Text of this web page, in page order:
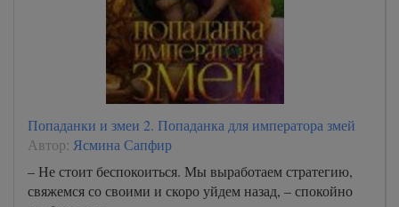
Попаданки и змеи 2. Попаданка для императора змей
Автор: Ясмина Сапфир
– Не стоит беспокоиться. Мы выработаем стратегию,
свяжемся со своими и скоро уйдем назад, – спокойно